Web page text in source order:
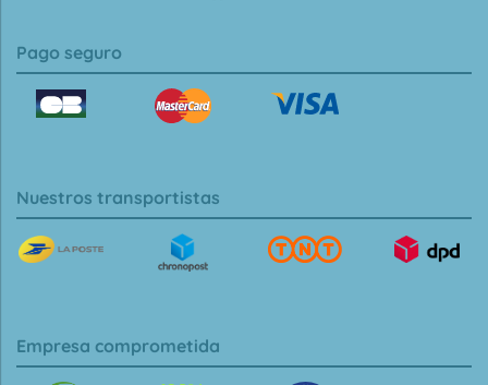
Pago seguro
Nuestros transportistas
Empresa comprometida